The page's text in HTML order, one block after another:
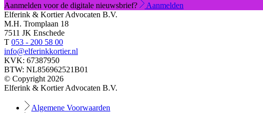
Aanmelden voor de digitale nieuwsbrief?
Aanmelden
Elferink & Kortier Advocaten B.V.
M.H. Tromplaan 18
7511 JK Enschede
T 053 - 200 58 00
info@elferinkkortier.nl
KVK: 67387950
BTW: NL856962521B01
© Copyright 2026
Elferink & Kortier Advocaten B.V.
Algemene Voorwaarden